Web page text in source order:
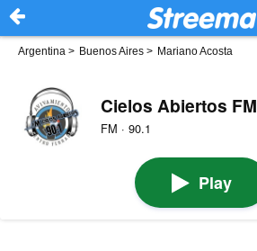
Argentina > Buenos Aires > Mariano Acosta
Cielos Abiertos FM
FM · 90.1
Play